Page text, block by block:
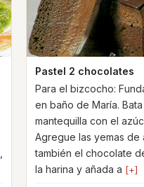
Pastel 2 chocolates
Para el bizcocho:
en baño de María.
mantequilla con el
Agregue las yemas de
también el chocolate
la harina y añada a [+]